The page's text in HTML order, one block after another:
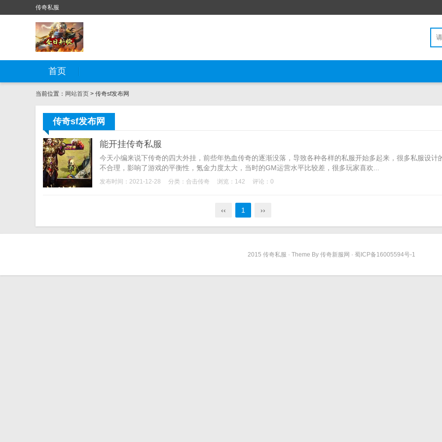
传奇私服
首页
当前位置： 网站首页 > 传奇sf发布网
传奇sf发布网
能开挂传奇私服
今天小编来说下传奇的四大外挂，前些年热血传奇的逐渐没落，导致各种各样的私服开始多起来，很多私服设计
不合理，影响了游戏的平衡性，氪金力度太大，当时的GM运营水平比较差，很多玩家喜欢...
发布时间：2021-12-28 分类： 合击传奇 浏览：142 评论：0
‹‹ 1 ››
2015 传奇私服 · Theme By 传奇新服网 · 蜀ICP备16005594号-1